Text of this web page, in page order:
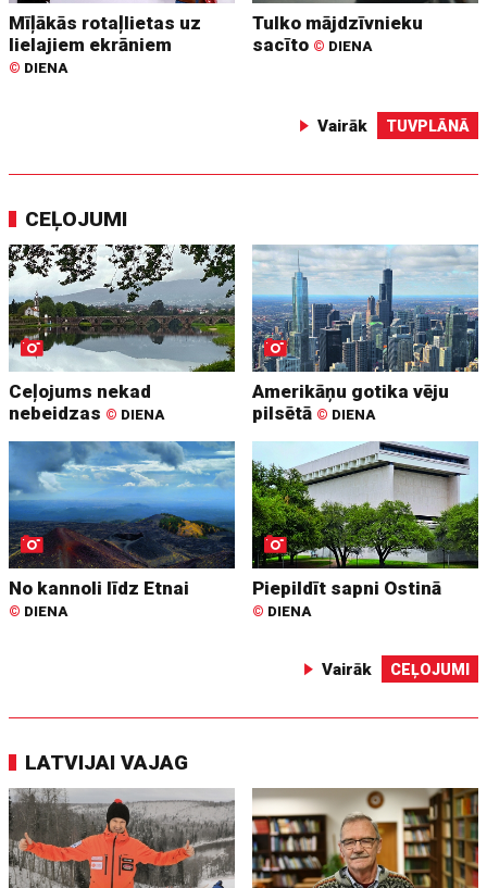
Mīļākās rotaļlietas uz
lielajiem ekrāniem
© DIENA
Tulko mājdzīvnieku
sacīto © DIENA
Vairāk TUVPLĀNĀ
CEĻOJUMI
Ceļojums nekad
nebeidzas © DIENA
Amerikāņu gotika vēju
pilsētā © DIENA
No kannoli līdz Etnai
© DIENA
Piepildīt sapni Ostinā
© DIENA
Vairāk CEĻOJUMI
LATVIJAI VAJAG